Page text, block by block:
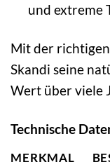
und extreme
Mit der
Skandi seine
Wert über viele
Technische
MERKMAL